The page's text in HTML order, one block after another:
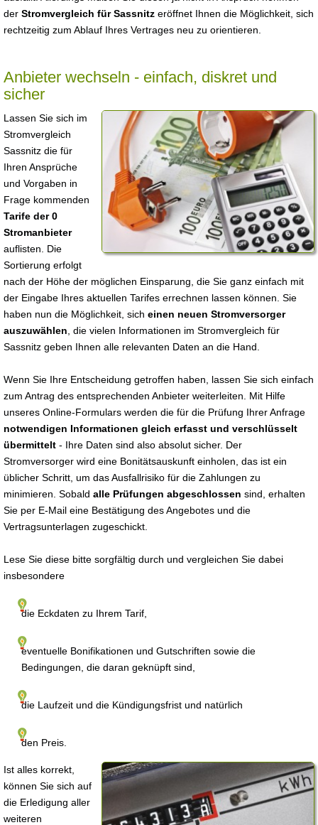
der Stromvergleich für Sassnitz eröffnet Ihnen die Möglichkeit, sich
rechtzeitig zum Ablauf Ihres Vertrages neu zu orientieren.
Anbieter wechseln - einfach, diskret und
sicher
Lassen Sie sich im
Stromvergleich
Sassnitz die für
Ihren Ansprüche
und Vorgaben in
Frage kommenden
Tarife der 0
Stromanbieter
auflisten. Die
Sortierung erfolgt
nach der Höhe der möglichen Einsparung, die Sie ganz einfach mit
der Eingabe Ihres aktuellen Tarifes errechnen lassen können. Sie
haben nun die Möglichkeit, sich einen neuen Stromversorger
auszuwählen , die vielen Informationen im Stromvergleich für
Sassnitz geben Ihnen alle relevanten Daten an die Hand.
Wenn Sie Ihre Entscheidung getroffen haben, lassen Sie sich einfach
zum Antrag des entsprechenden Anbieter weiterleiten. Mit Hilfe
unseres Online-Formulars werden die für die Prüfung Ihrer Anfrage
notwendigen Informationen gleich erfasst und verschlüsselt
übermittelt - Ihre Daten sind also absolut sicher. Der
Stromversorger wird eine Bonitätsauskunft einholen, das ist ein
üblicher Schritt, um das Ausfallrisiko für die Zahlungen zu
minimieren. Sobald alle Prüfungen abgeschlossen sind, erhalten
Sie per E-Mail eine Bestätigung des Angebotes und die
Vertragsunterlagen zugeschickt.
Lese Sie diese bitte sorgfältig durch und vergleichen Sie dabei
insbesondere
die Eckdaten zu Ihrem Tarif,
eventuelle Bonifikationen und Gutschriften sowie die
Bedingungen, die daran geknüpft sind,
die Laufzeit und die Kündigungsfrist und natürlich
den Preis.
Ist alles korrekt,
können Sie sich auf
die Erledigung aller
weiteren